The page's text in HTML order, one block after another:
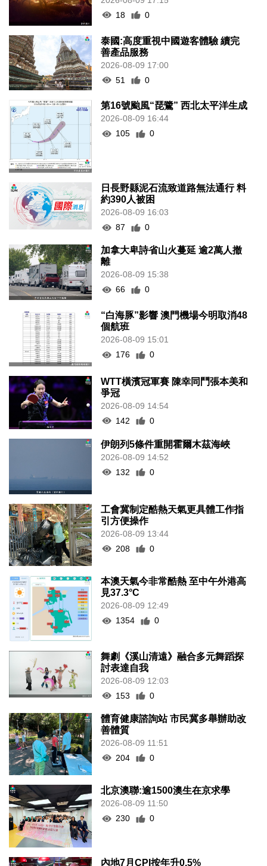
18
0
泰國:高度重視中國遊客體驗 續完
善產品服務
2026-08-09 17:00
51
0
第16號颱風“琵鷺” 西北太平洋生成
2026-08-09 16:44
105
0
日長野縣泥石流致道路無法通行 料
約390人被困
2026-08-09 16:03
87
0
加拿大卑詩省山火蔓延 逾2萬人撤
離
2026-08-09 15:38
66
0
“白海豚”影響 澳門機場今明取消48
個航班
2026-08-09 15:01
176
0
WTT橫濱冠軍賽 陳幸同鬥張本美和
爭冠
2026-08-09 14:54
142
0
伊朗列5條件重開霍爾木茲海峽
2026-08-09 14:52
132
0
工會冀制定酷熱天氣更具體工作指
引方便操作
2026-08-09 13:44
208
0
本澳天氣今非常酷熱 至中午外港高
見37.3°C
2026-08-09 12:49
1354
0
舞劇《溪山清遠》融合多元舞蹈探
討表達自我
2026-08-09 12:03
153
0
體育健康諮詢站 市民冀多舉辦助改
善體質
2026-08-09 11:51
204
0
北京澳聯:逾1500澳生在京求學
2026-08-09 11:50
230
0
內地7月CPI按年升0.5%